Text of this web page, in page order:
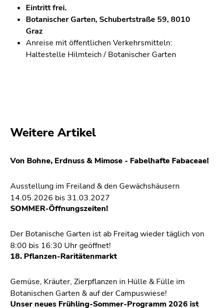
Eintritt frei.
Botanischer Garten, Schubertstraße 59, 8010
Graz
Anreise mit öffentlichen Verkehrsmitteln:
Haltestelle Hilmteich / Botanischer Garten
Weitere Artikel
Von Bohne, Erdnuss & Mimose - Fabelhafte Fabaceae!
Ausstellung im Freiland & den Gewächshäusern
14.05.2026 bis 31.03.2027
SOMMER-Öffnungszeiten!
Der Botanische Garten ist ab Freitag wieder täglich von
8:00 bis 16:30 Uhr geöffnet!
18. Pflanzen-Raritätenmarkt
Gemüse, Kräuter, Zierpflanzen in Hülle & Fülle im
Botanischen Garten & auf der Campuswiese!
Unser neues Frühling-Sommer-Programm 2026 ist